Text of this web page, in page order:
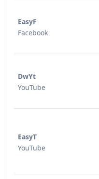
EasyF
Facebook
DwYt
YouTube
EasyT
YouTube